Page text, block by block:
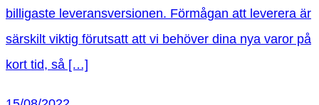
billigaste leveransversionen. Förmågan att leverera är
särskilt viktig förutsatt att vi behöver dina nya varor på
kort tid, så […]